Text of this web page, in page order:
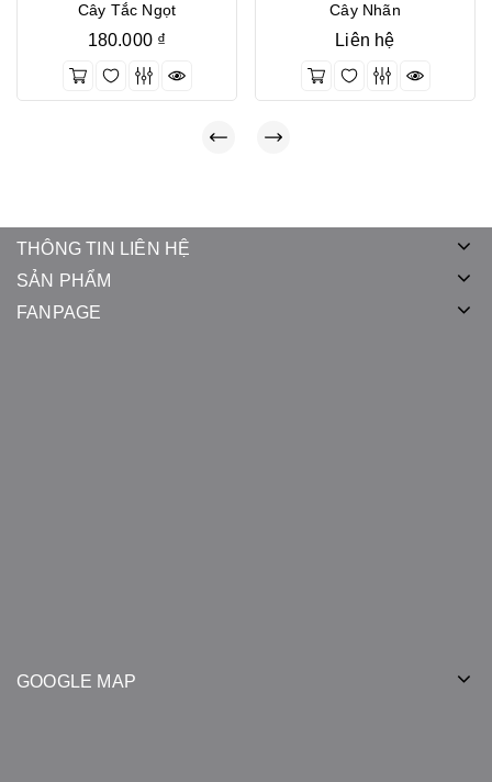
Cây Tắc Ngọt
180.000 ₫
Cây Nhãn
Liên hệ
THÔNG TIN LIÊN HỆ
SẢN PHẨM
FANPAGE
GOOGLE MAP